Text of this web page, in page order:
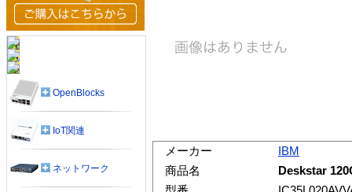
メーカー
IBM
商品名
Deskstar
OpenBlocks
IoT関連
ネットワーク